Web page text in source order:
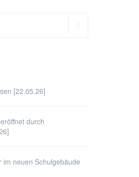
[22.05.26]
durch
neuen Schulgebäude